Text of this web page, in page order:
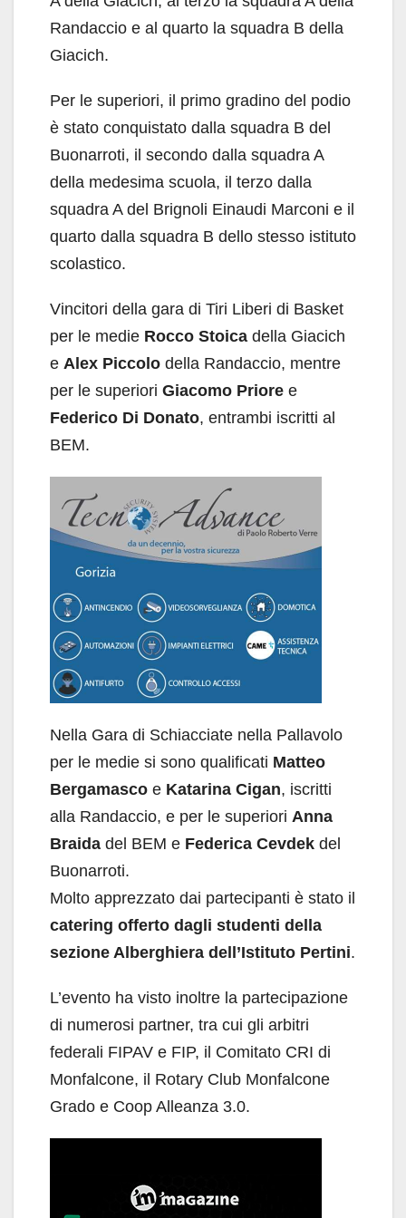
Randaccio e al quarto la squadra B della
Giacich.
Per le superiori, il primo gradino del podio
è stato conquistato dalla squadra B del
Buonarroti, il secondo dalla squadra A
della medesima scuola, il terzo dalla
squadra A del Brignoli Einaudi Marconi e il
quarto dalla squadra B dello stesso istituto
scolastico.
Vincitori della gara di Tiri Liberi di Basket
per le medie Rocco Stoica della Giacich
e Alex Piccolo della Randaccio, mentre
per le superiori Giacomo Priore e
Federico Di Donato, entrambi iscritti al
BEM.
Nella Gara di Schiacciate nella Pallavolo
per le medie si sono qualificati Matteo
Bergamasco e Katarina Cigan, iscritti
alla Randaccio, e per le superiori Anna
Braida del BEM e Federica Cevdek del
Buonarroti.
Molto apprezzato dai partecipanti è stato il
catering offerto dagli studenti della
sezione Alberghiera dell’Istituto Pertini.
L’evento ha visto inoltre la partecipazione
di numerosi partner, tra cui gli arbitri
federali FIPAV e FIP, il Comitato CRI di
Monfalcone, il Rotary Club Monfalcone
Grado e Coop Alleanza 3.0.